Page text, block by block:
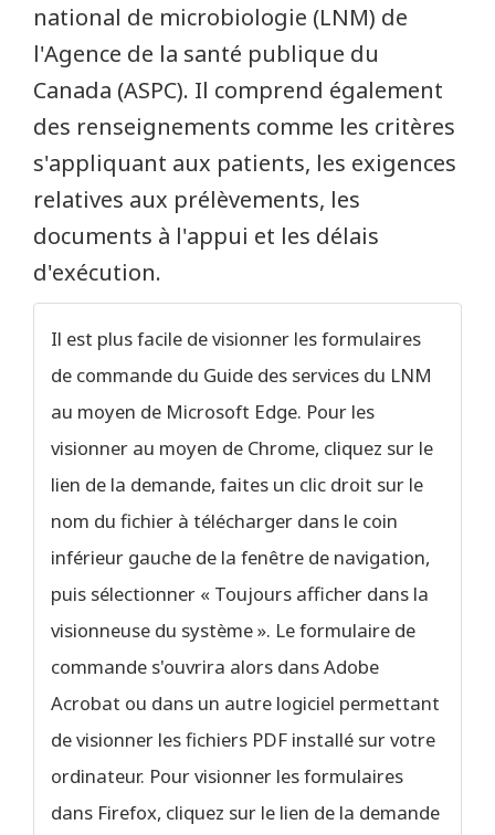
national de microbiologie (LNM) de
l'Agence de la santé publique du
Canada (ASPC). Il comprend également
des renseignements comme les critères
s'appliquant aux patients, les exigences
relatives aux prélèvements, les
documents à l'appui et les délais
d'exécution.
Il est plus facile de visionner les formulaires
de commande du Guide des services du LNM
au moyen de Microsoft Edge. Pour les
visionner au moyen de Chrome, cliquez sur le
lien de la demande, faites un clic droit sur le
nom du fichier à télécharger dans le coin
inférieur gauche de la fenêtre de navigation,
puis sélectionner « Toujours afficher dans la
visionneuse du système ». Le formulaire de
commande s'ouvrira alors dans Adobe
Acrobat ou dans un autre logiciel permettant
de visionner les fichiers PDF installé sur votre
ordinateur. Pour visionner les formulaires
dans Firefox, cliquez sur le lien de la demande